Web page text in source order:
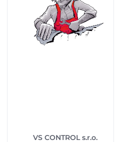
VS CONTROL s.r.o.